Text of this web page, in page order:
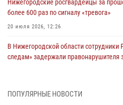
Нижегородские росгвардейцы за
более 600 раз по сигналу «тревога»
20 июля 2026, 12:26
В Нижегородской области сотрудники
следам» задержали правонарушителя
В Нижегородской области
ПОПУЛЯРНЫЕ НОВОСТИ